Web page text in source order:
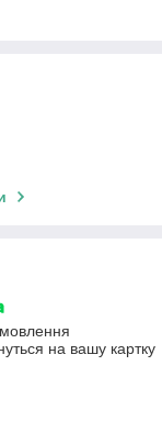
на вашу картку